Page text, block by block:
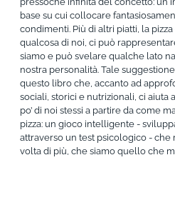
base su cui collocare
condimenti. Più di altri piatti, la
qualcosa di noi, ci può
siamo e può svelare qualche lato
nostra personalità. Tale
questo libro che, accanto ad
sociali, storici e nutrizionali, ci aiuta
po’ di noi stessi a partire da come
pizza: un gioco intelligente -
attraverso un test psicologico - che
volta di più, che siamo quello che